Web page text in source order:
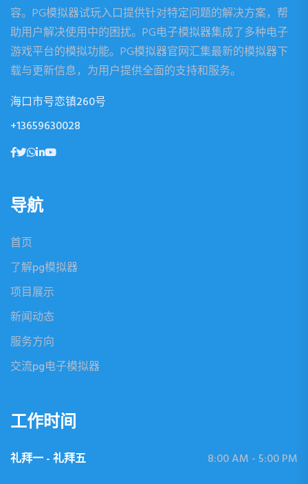
容。PG模拟器试玩入口提供针对特定问题的解决方案，帮
助用户解决使用中的困扰。PG电子模拟器集成了多种电子
游戏平台的模拟功能。PG模拟器官网汇集最新的模拟器下
载与更新信息，为用户提供全面的支持和服务。
海口市号恋镇260号
+13659630028
导航
首页
了解pg模拟器
项目展示
新闻动态
服务方向
交流pg电子模拟器
工作时间
礼拜一 - 礼拜五 8:00 AM - 5:00 PM